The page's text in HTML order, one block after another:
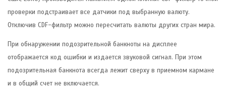
проверки подстраивает все датчики под выбранную валюту.
Отключив CDF-фильтр можно пересчитать валюты других стран мира.
При обнаружении подозрительной банкноты на дисплее
отображается код ошибки и издается звуковой сигнал. При этом
подозрительная банкнота всегда лежит сверху в приемном кармане
и в общий счет не включается.